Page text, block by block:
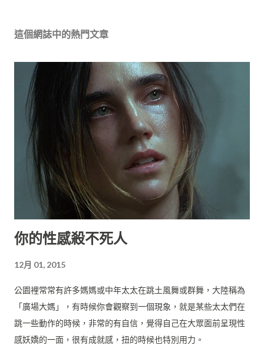
這個網誌中的熱門文章
你的性感殺不死人
12月 01, 2015
公園裡常常有許多媽媽或中年太太在跳土風舞或群舞，大陸稱為
「廣場大媽」，有時候你會觀察到一個現象，就是某些太太們在
跳一些動作的時候，非常的有自信，覺得自己在大眾面前呈現性
感妖嬌的一面，很有成就感，扭的時候也特別用力。